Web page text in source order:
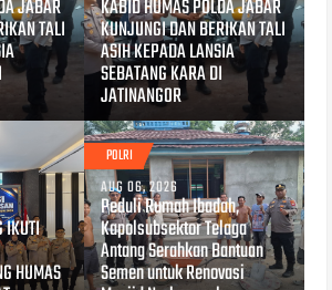
JABAR
TALI
KABID HUMAS POLDA JABAR
KUNJUNGI DAN BERIKAN TALI
ASIH KEPADA LANSIA
SEBATANG KARA DI
JATINANGOR
IKUTI
HUMAS
POLRI
AUG 06, 2026
Peduli Rumah Ibadah,
Kapolsubsektor Telaga
Antang Serahkan Bantuan
Semen untuk Renovasi